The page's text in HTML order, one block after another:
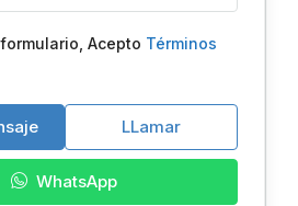
Acepto Términos
LLamar
WhatsApp